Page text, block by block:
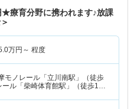
★療育分野に携われます♪放課
万円～ 程度
モノレール「立川南駅」（徒歩
ル「柴崎体育館駅」（徒歩12